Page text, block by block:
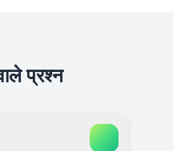
प्रश्न